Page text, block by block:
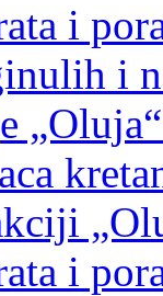
i
i
i